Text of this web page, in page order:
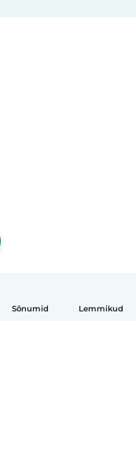
Sõnumid Lemmikud